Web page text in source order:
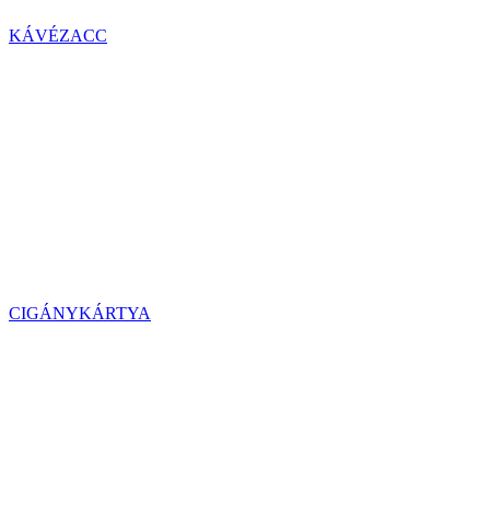
KÁVÉZACC
CIGÁNYKÁRTYA